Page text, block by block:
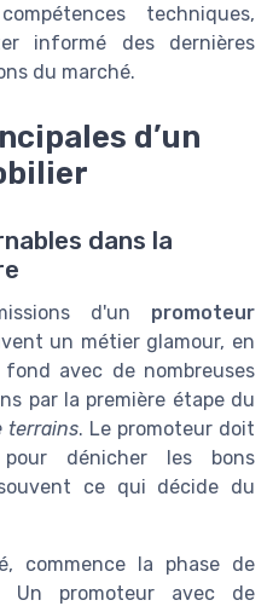
techniques,
informé des dernières
du marché.
d’un
dans la
d'un promoteur
un métier glamour, en
avec de nombreuses
par la première étape du
terrains. Le promoteur doit
dénicher les bons
ce qui décide du
commence la phase de
Un promoteur avec de